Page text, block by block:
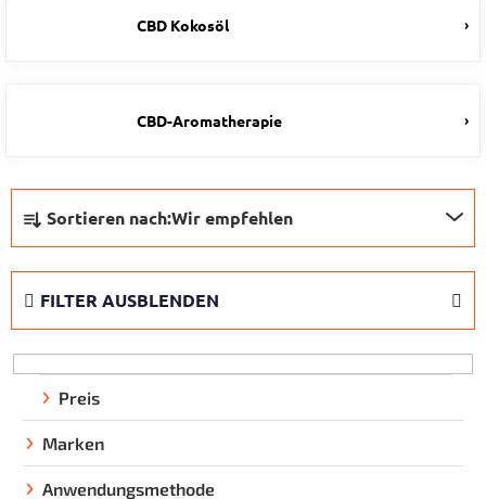
CBD Kokosöl
CBD-Aromatherapie
o
t
o
Sortieren nach:Wir empfehlen
FILTER AUSBLENDEN
Preis
Marken
Anwendungsmethode